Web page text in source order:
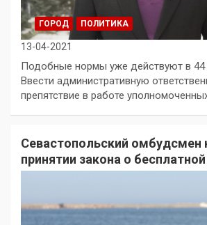
ГОРОД ПОЛИТИКА
13-04-2021
Подобные нормы уже действуют в
Ввести административную
препятствие в работе
Севастопольский омбудсмен
принятии закона о